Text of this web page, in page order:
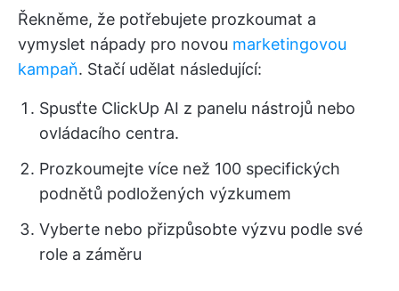
Řekněme, že potřebujete prozkoumat a
vymyslet nápady pro novou marketingovou
kampaň. Stačí udělat následující:
Spusťte ClickUp AI z panelu nástrojů nebo
ovládacího centra.
Prozkoumejte více než 100 specifických
podnětů podložených výzkumem
Vyberte nebo přizpůsobte výzvu podle své
role a záměru